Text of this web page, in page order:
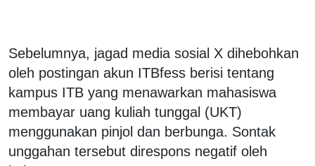
Sebelumnya, jagad media sosial X dihebohkan
oleh postingan akun ITBfess berisi tentang
kampus ITB yang menawarkan mahasiswa
membayar uang kuliah tunggal (UKT)
menggunakan pinjol dan berbunga. Sontak
unggahan tersebut direspons negatif oleh